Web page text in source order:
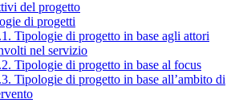
del progetto
di progetti
Tipologie di progetto in base agli attori
nel servizio
Tipologie di progetto in base al focus
Tipologie di progetto in base all’ambito di